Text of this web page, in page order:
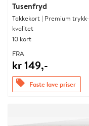
Tusenfryd
Takkekort | Premium trykk-
kvalitet
10 kort
FRA
kr 149,-
offers Faste lave priser